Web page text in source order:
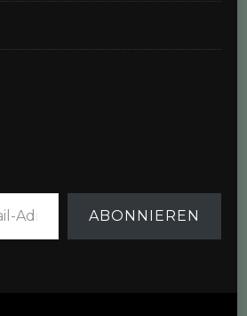
ABONNIEREN